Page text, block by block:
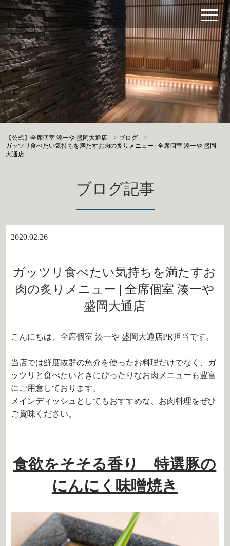
【公式】全席個室 湊一や 盛岡大通店 > ブログ
>
ガッツリ食べたい気持ちを満たすお肉の炙りメニュー | 全席個室 湊一や 盛岡
大通店
ブログ記事
2020.02.26
ガッツリ食べたい気持ちを満たすお
肉の炙りメニュー | 全席個室 湊一や
盛岡大通店
こんにちは、全席個室 湊一や 盛岡大通店PR担当です。
当店では鮮度抜群の魚介を使ったお料理だけでなく、ガ
ッツリと食べたいときにぴったりなお肉メニューも豊富
にご用意しております。
メインディッシュとしてもおすすめな、お肉料理をぜひ
ご賞味ください。
食欲をそそる香り 特選豚の
にんにく味噌焼き